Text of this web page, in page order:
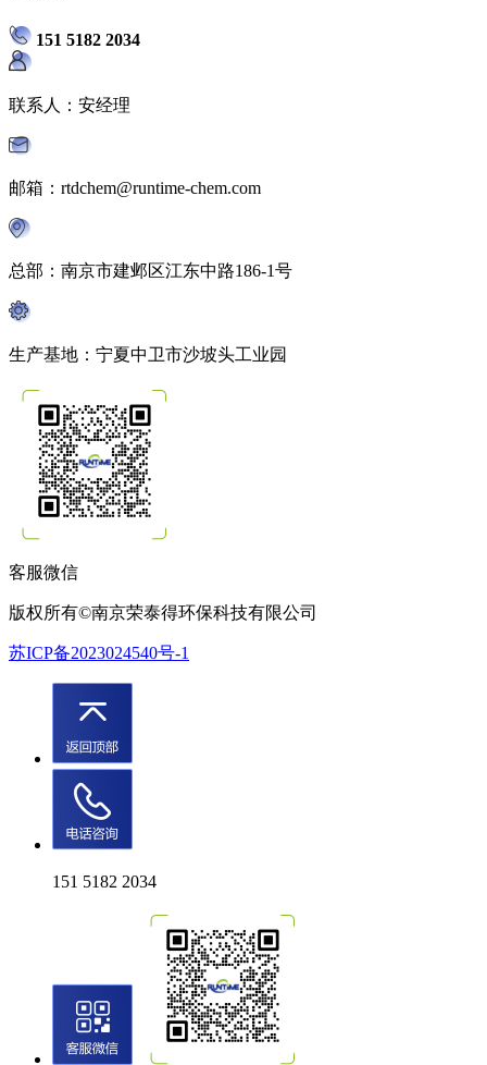
151 5182 2034
联系人：安经理
邮箱：rtdchem@runtime-chem.com
总部：南京市建邺区江东中路186-1号
生产基地：宁夏中卫市沙坡头工业园
客服微信
版权所有©南京荣泰得环保科技有限公司
苏ICP备2023024540号-1
151 5182 2034